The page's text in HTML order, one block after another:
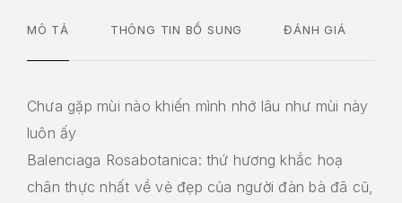
MÔ TẢ THÔNG TIN BỔ SUNG ĐÁNH GIÁ
Chưa gặp mùi nào khiến mình nhớ lâu như mùi này
luôn ấy
Balenciaga Rosabotanica: thứ hương khắc hoạ
chân thực nhất về vẻ đẹp của người đàn bà đã cũ,